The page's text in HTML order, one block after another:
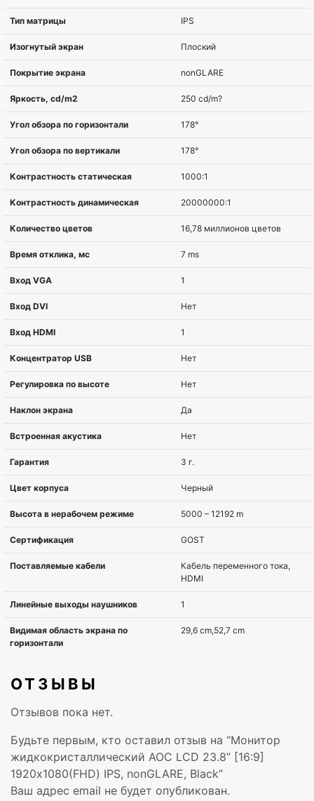
Диагональ
Соотношение сторон 16:9
Разрешение
Тип матрицы
Изогнутый экран Плоский
Покрытие экрана
Яркость, cd/m2
Угол обзора по горизонтали 178°
Угол обзора по вертикали 178°
Контрастность динамическая 20000000:1
Вход VGA 1
Вход DVI
ОТЗЫВЫ
Отзывов пока нет.
Будьте первым, кто оставил отзыв на “Монитор
жидкокристаллический AOC LCD 23.8” [16:9]
1920х1080(FHD) IPS, nonGLARE, Black”
Ваш адрес email не будет опубликован.